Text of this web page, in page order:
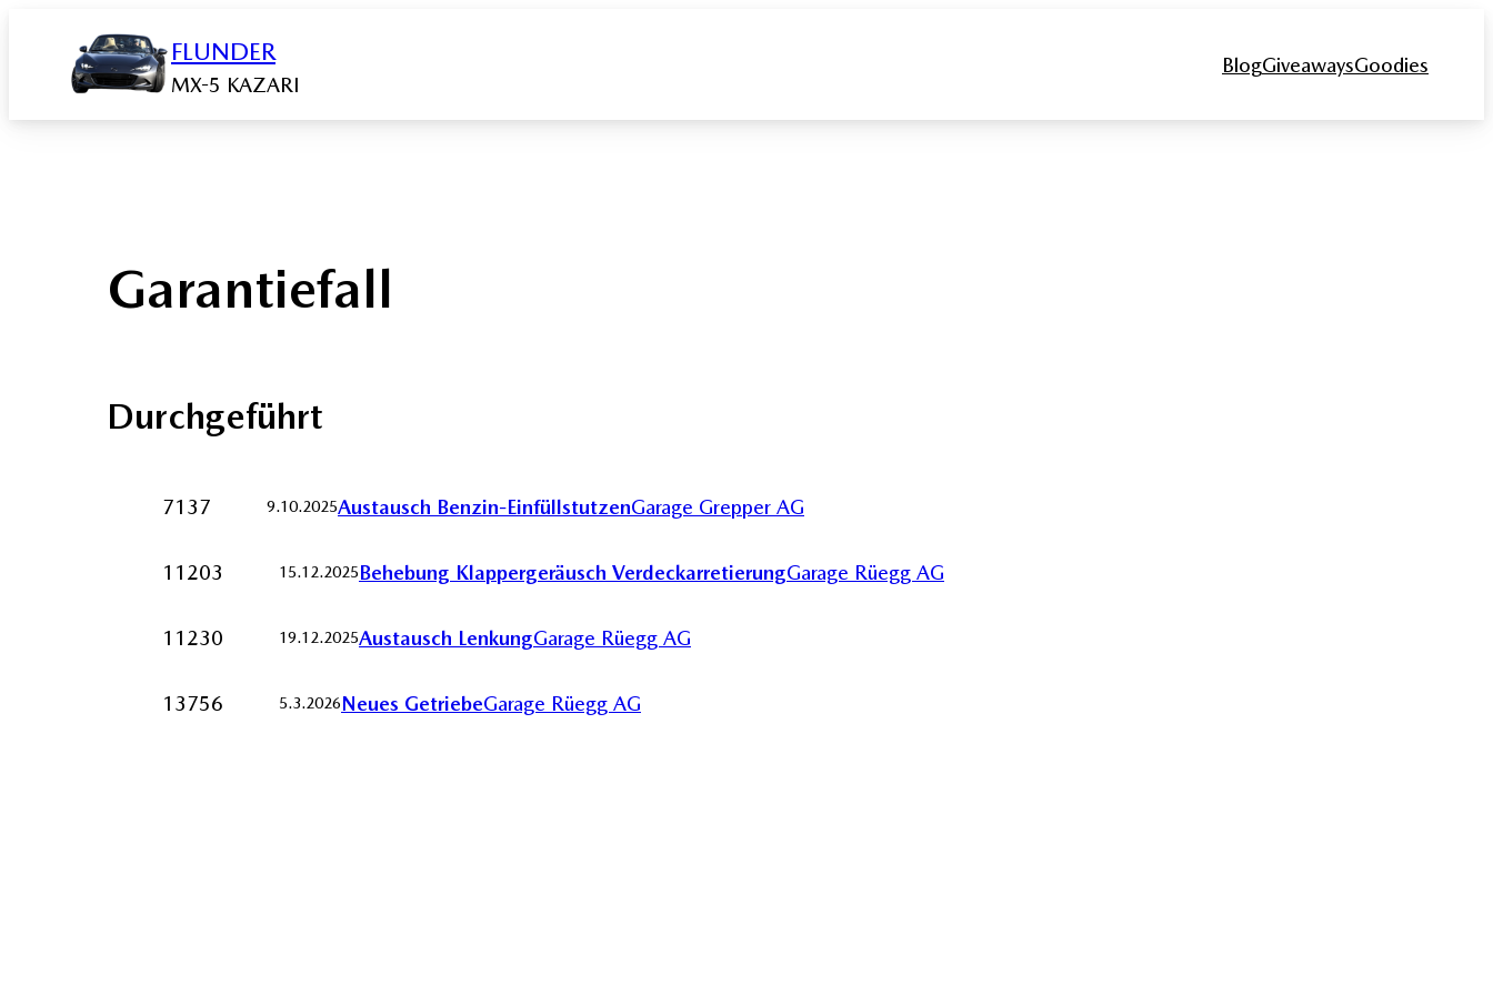
springen
FLUNDER
MX-5 KAZARI
BlogGiveawaysGoodies
Garantiefall
Durchgeführt
7137 9.10.2025Austausch Benzin-EinfüllstutzenGarage Grepper AG
11203 15.12.2025Behebung Klappergeräusch VerdeckarretierungGarage Rüegg AG
11230 19.12.2025Austausch LenkungGarage Rüegg AG
13756 5.3.2026Neues GetriebeGarage Rüegg AG